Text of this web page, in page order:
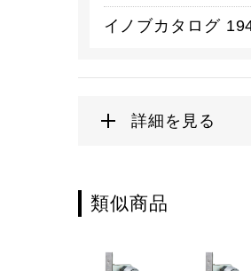
イノブカタログ
詳細を見る
類似商品